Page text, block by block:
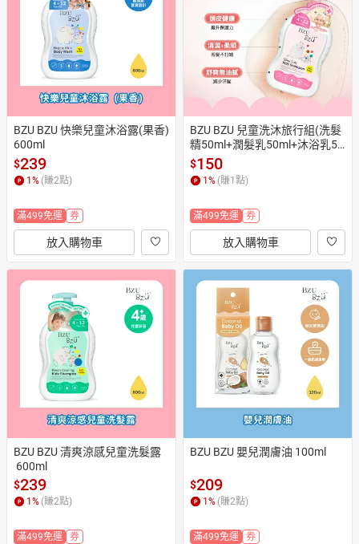
BZU BZU 快樂兒童沐浴露(果香)
600ml
$239
1% (賺2點)
滿499免運 券
放入購物車
BZU BZU 兒童洗沐旅行組(洗髮
精50ml+潤髮乳50ml+沐浴乳50
ml)
$150
1% (賺1點)
滿499免運 券
放入購物車
BZU BZU 清爽涼感兒童洗髮露
600ml
$239
1 % (賺2點)
滿499免運 券
BZU BZU 嬰兒潤膚油 100ml
$209
1 % (賺2點)
滿499免運 券